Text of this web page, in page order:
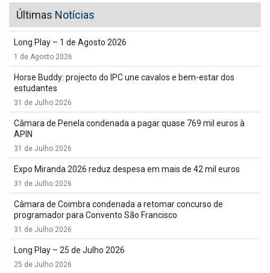
Últimas Notícias
Long Play – 1 de Agosto 2026
1 de Agosto 2026
Horse Buddy: projecto do IPC une cavalos e bem-estar dos
estudantes
31 de Julho 2026
Câmara de Penela condenada a pagar quase 769 mil euros à
APIN
31 de Julho 2026
Expo Miranda 2026 reduz despesa em mais de 42 mil euros
31 de Julho 2026
Câmara de Coimbra condenada a retomar concurso de
programador para Convento São Francisco
31 de Julho 2026
Long Play – 25 de Julho 2026
25 de Julho 2026